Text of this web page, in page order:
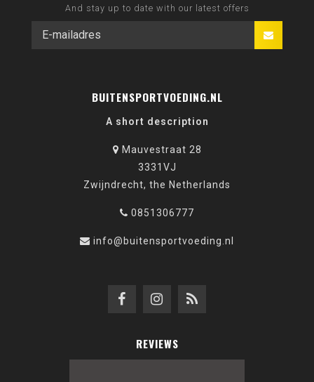
And stay up to date with our latest offers
BUITENSPORTVOEDING.NL
A short description
Mauvestraat 28
3331VJ
Zwijndrecht, the Netherlands
0851306777
info@buitensportvoeding.nl
REVIEWS